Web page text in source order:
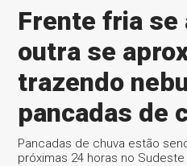
Frente fria se
outra se
trazendo
pancadas de
Pancadas de chuva estão
próximas 24 horas no Sudeste